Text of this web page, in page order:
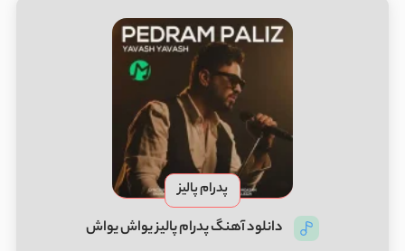
پدرام پالیز
دانلود آهنگ پدرام پالیز یواش یواش